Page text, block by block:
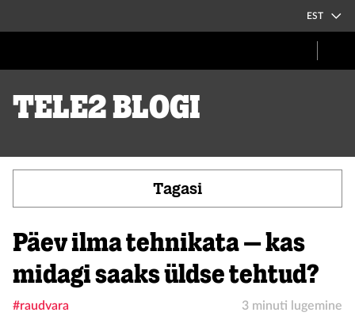
EST
Tele2 blogi
Tagasi
Päev ilma tehnikata – kas
midagi saaks üldse tehtud?
#raudvara 3 minuti lugemine